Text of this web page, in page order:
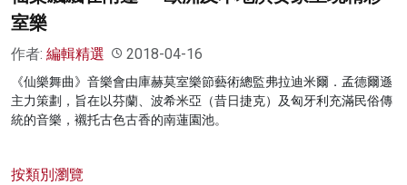
室樂
作者: 編輯精選 2018-04-16
《仙樂舞曲》音樂會由庫赫莫室樂節藝術總監弗拉迪米爾．孟德爾遜
主力策劃，旨在以芬蘭、波希米亞（昔日捷克）及匈牙利充滿民俗傳
統的音樂，襯托古色古香的南蓮園池。
按類別瀏覽